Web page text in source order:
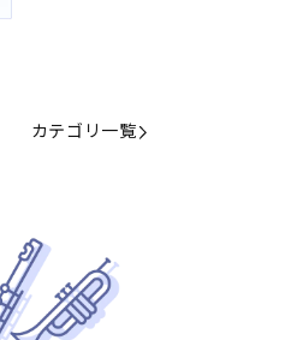
カテゴリ一覧